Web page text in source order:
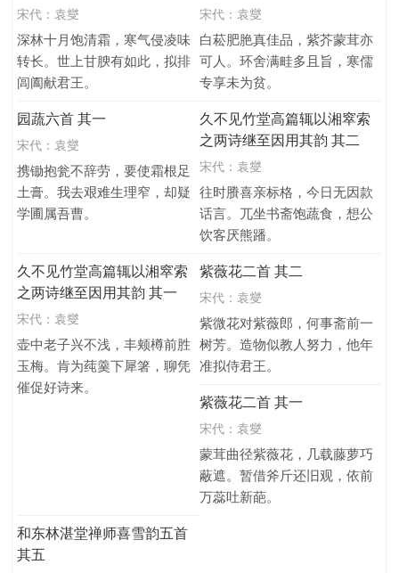
宋代： 袁燮
深林十月饱清霜，寒气侵凌味
转长。世上甘腴有如此，拟排
闾阖献君王。
宋代： 袁燮
白菘肥脃真佳品，紫芥蒙茸亦
可人。环舍满畦多且旨，寒儒
专享未为贫。
园蔬六首 其一
宋代： 袁燮
携锄抱瓮不辞劳，要使霜根足
土膏。我去艰难生理窄，却疑
学圃属吾曹。
久不见竹堂高篇辄以湘窣索
之两诗继至因用其韵 其二
宋代： 袁燮
往时賸喜亲标格，今日无因款
话言。兀坐书斋饱蔬食，想公
饮客厌熊蹯。
久不见竹堂高篇辄以湘窣索
之两诗继至因用其韵 其一
宋代： 袁燮
壶中老子兴不浅，丰颊樽前胜
玉梅。肯为莼羹下犀箸，聊凭
催促好诗来。
紫薇花二首 其二
宋代： 袁燮
紫微花对紫薇郎，何事斋前一
树芳。造物似教人努力，他年
准拟侍君王。
紫薇花二首 其一
宋代： 袁燮
蒙茸曲径紫薇花，几载藤萝巧
蔽遮。暂借斧斤还旧观，依前
万蕊吐新葩。
和东林湛堂禅师喜雪韵五首
其五